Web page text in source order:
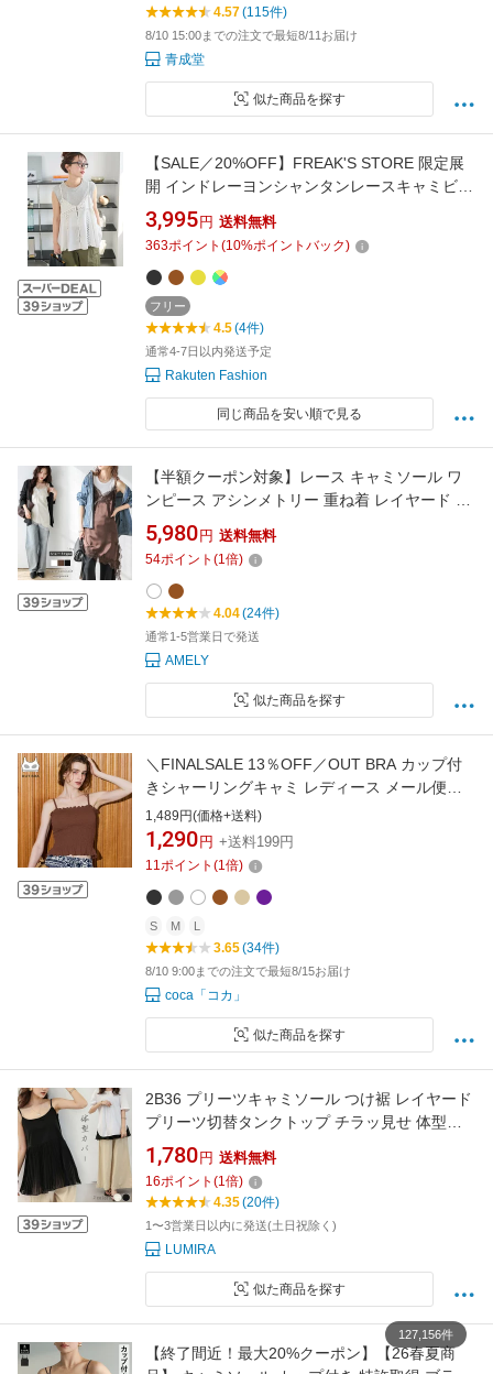
4.57(115件)
8/10 15:00までの注文で最短8/11お届け
青成堂
似た商品を探す
【SALE／20%OFF】FREAK'S STORE 限定展
開 インドレーヨンシャンタンレースキャミビス
チェ 26AW フリークスストア トップス キャミ
ソール ブラック ホワイト イエロー ベージュ ブ
ラウン【送料無料】
3,995 円 送料無料
363ポイント (10%ポイントバック)
フリー
4.5(4件)
通常4-7日以内発送予定
Rakuten Fashion
同じ商品を安い順で見る
【半額クーポン対象】レース キャミソール ワ
ンピース アシンメトリー 重ね着 レイヤード 魅
せレース 華やか トレンド レディース メール便
2026春夏新作 【zkwpss26-1949】【即納：1-5
営業日】【送料無料】メ込2
5,980 円 送料無料
54ポイント (1倍)
4.04(24件)
通常1-5営業日で発送
AMELY
似た商品を探す
＼FINALSALE 13％OFF／OUT BRA カップ付
きシャーリングキャミ レディース メール便不
可 coca コカ
1,489円(価格+送料)
1,290 円 +送料199円
11ポイント (1倍)
S M L
3.65(34件)
8/10 9:00までの注文で最短8/15お届け
coca「コカ」
似た商品を探す
2B36 プリーツキャミソール つけ裾 レイヤード
プリーツ切替タンクトップ チラッ見せ 体型カ
バー ゆったり キャミソール 軽量 バーゲン
1,780 円 送料無料
16ポイント (1倍)
4.35(20件)
1〜3営業日以内に発送(土日祝除く)
LUMIRA
似た商品を探す
【終了間近！最大20%クーポン】【26春夏商
127,156件